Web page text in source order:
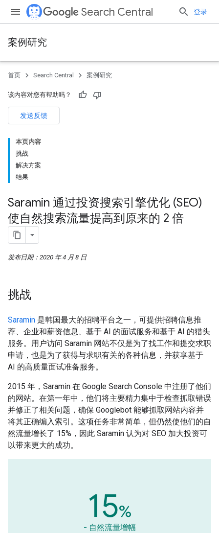
Search Central 登录
案例研究
首页 Search Central 案例研究
该内容对您有帮助吗？
发送反馈
本页内容
挑战
解决方案
结果
Saramin 通过投资搜索引擎优化 (SEO)
使自然搜索流量提高到原来的 2 倍
发布日期：2020 年 4 月 8 日
挑战
Saramin 是韩国最大的招聘平台之一，可提供招聘信息推
荐、企业和薪资信息、基于 AI 的面试服务和基于 AI 的猎头
服务。用户访问 Saramin 网站不仅是为了找工作和提交求职
申请，也是为了获得与求职有关的各种信息，并获享基于
AI 的高质量面试准备服务。
2015 年，Saramin 在 Google Search Console 中注册了他们
的网站。在第一年中，他们将主要精力集中于检查抓取错误
并修正了相关问题，确保 Googlebot 能够抓取网站内容并
将其正确编入索引。这项任务非常简单，但仍然使他们的自
然流量增长了 15%，因此 Saramin 认为对 SEO 加大投资可
以带来更大的成功。
15%
- 自然流量增幅